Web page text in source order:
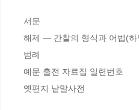
서문
해제 ― 간찰의 형식과 어법(하
범례
예문 출전 자료집 일련번호
옛편지 낱말사전